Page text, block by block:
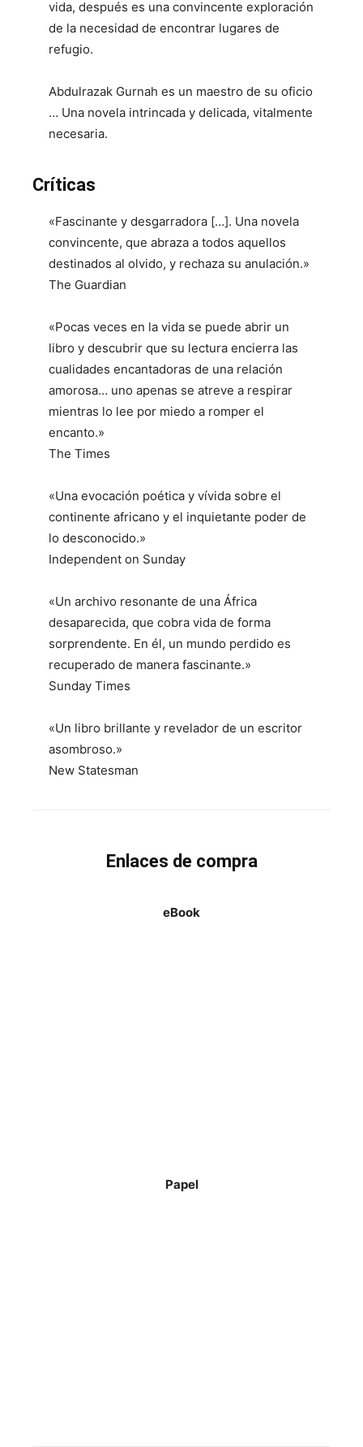
vida, después es una convincente exploración
de la necesidad de encontrar lugares de
refugio.
Abdulrazak Gurnah es un maestro de su oficio
… Una novela intrincada y delicada, vitalmente
necesaria.
Críticas
«Fascinante y desgarradora […]. Una novela
convincente, que abraza a todos aquellos
destinados al olvido, y rechaza su anulación.»
The Guardian
«Pocas veces en la vida se puede abrir un
libro y descubrir que su lectura encierra las
cualidades encantadoras de una relación
amorosa… uno apenas se atreve a respirar
mientras lo lee por miedo a romper el
encanto.»
The Times
«Una evocación poética y vívida sobre el
continente africano y el inquietante poder de
lo desconocido.»
Independent on Sunday
«Un archivo resonante de una África
desaparecida, que cobra vida de forma
sorprendente. En él, un mundo perdido es
recuperado de manera fascinante.»
Sunday Times
«Un libro brillante y revelador de un escritor
asombroso.»
New Statesman
Enlaces de compra
eBook
Papel